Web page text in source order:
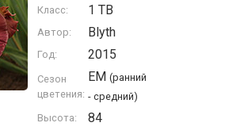
Класс: 1 TB
Автор: Blyth
Год: 2015
Сезон
цветения:
EM (ранний
- средний)
Высота:
84